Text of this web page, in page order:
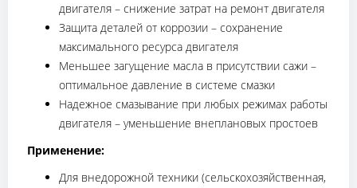
двигателя – снижение затрат на ремонт двигателя
Защита деталей от коррозии – сохранение
максимального ресурса двигателя
Меньшее загущение масла в присутствии сажи –
оптимальное давление в системе смазки
Надежное смазывание при любых режимах работы
двигателя – уменьшение внеплановых простоев
Применение:
Для внедорожной техники (сельскохозяйственная,